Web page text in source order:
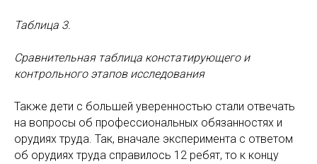
Таблица 3.
Сравнительная таблица констатирующего и
контрольного этапов исследования
Также дети с большей уверенностью стали отвечать
на вопросы об профессиональных обязанностях и
орудиях труда. Так, вначале эксперимента с ответом
об орудиях труда справилось 12 ребят, то к концу